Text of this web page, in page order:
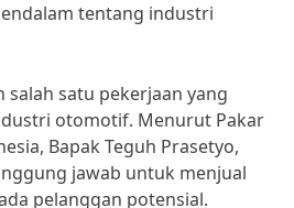
tentang industri
salah satu pekerjaan yang
otomotif. Menurut Pakar
Bapak Teguh Prasetyo,
jawab untuk menjual
pelanggan potensial.